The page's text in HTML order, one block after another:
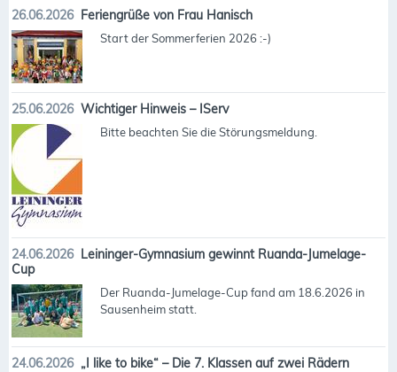
26.06.2026 Feriengrüße von Frau Hanisch
Start der Sommerferien 2026 :-)
25.06.2026 Wichtiger Hinweis – IServ
Bitte beachten Sie die Störungsmeldung.
24.06.2026 Leininger-Gymnasium gewinnt Ruanda-Jumelage-
Cup
Der Ruanda-Jumelage-Cup fand am 18.6.2026 in
Sausenheim statt.
24.06.2026 „I like to bike“ – Die 7. Klassen auf zwei Rädern